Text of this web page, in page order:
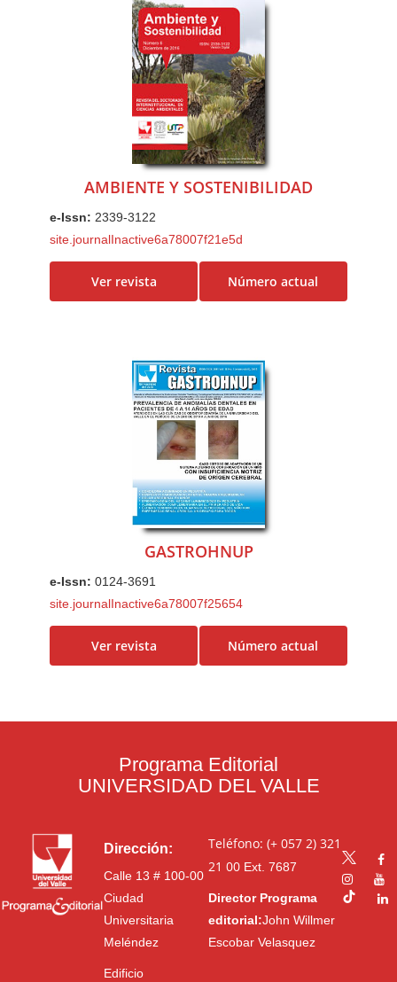
AMBIENTE Y SOSTENIBILIDAD
e-Issn: 2339-3122
site.journalInactive6a78007f21e5d
Ver revista Número actual
GASTROHNUP
e-Issn:0124-3691
site.journalInactive6a78007f25654
Ver revista Número actual
Programa Editorial
UNIVERSIDAD DEL VALLE
Dirección:
Calle 13 # 100-00
Ciudad
Universitaria
Meléndez
Edificio
Teléfono: (+ 057 2) 321
21 00 Ext. 7687
Director Programa
editorial:John Willmer
Escobar Velasquez